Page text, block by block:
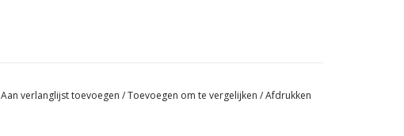
Aan verlanglijst toevoegen /Toevoegen om te vergelijken /Afdrukken